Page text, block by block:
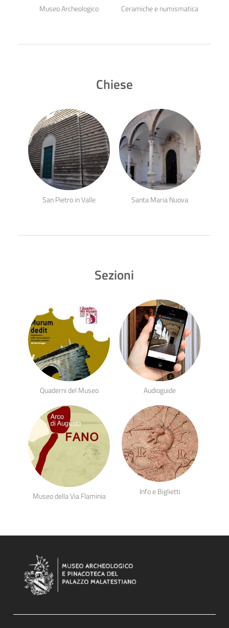
Museo Archeologico Ceramiche e numismatica
Chiese
San Pietro in Valle Santa Maria Nuova
Sezioni
Quaderni del Museo Audioguide
Museo della Via Flaminia Info e Biglietti
Sezione Link Footer 1